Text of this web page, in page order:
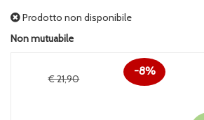
Prodotto non disponibile
Non mutuabile
8%
€ 21,90